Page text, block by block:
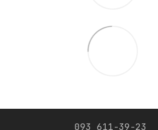
093 611-39-23